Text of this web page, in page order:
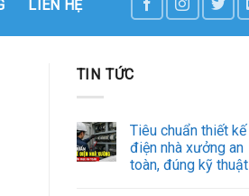
LIÊN HỆ
TIN TỨC
Tiêu chuẩn thiết kế
điện nhà xưởng an
toàn, đúng kỹ thuật